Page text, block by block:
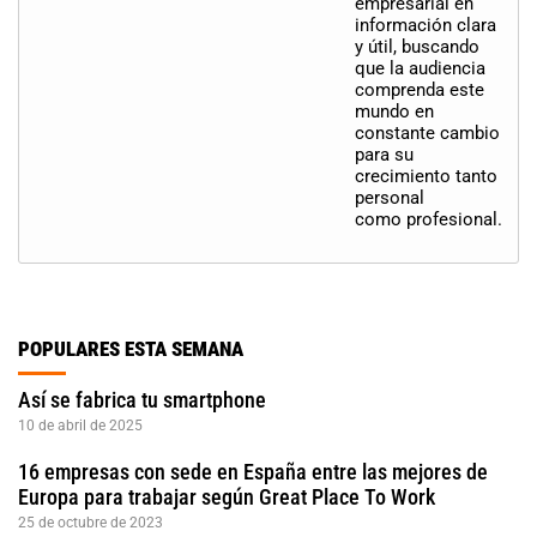
información clara
y útil, buscando
que la audiencia
comprenda este
mundo en
constante cambio
para su
crecimiento tanto
personal
como profesional.
POPULARES ESTA SEMANA
Así se fabrica tu smartphone
10 de abril de 2025
16 empresas con sede en España entre las mejores de
Europa para trabajar según Great Place To Work
25 de octubre de 2023